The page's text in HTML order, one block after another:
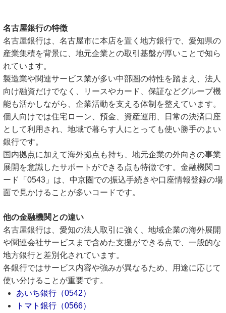
名古屋銀行の特徴
名古屋銀行は、名古屋市に本店を置く地方銀行で、愛知県の
産業集積を背景に、地元企業との取引基盤が厚いことで知ら
れています。
製造業や関連サービス業が多い中部圏の特性を踏まえ、法人
向け融資だけでなく、リースやカード、保証などグループ機
能も活かしながら、企業活動を支える体制を整えています。
個人向けでは住宅ローン、預金、資産運用、日常の決済口座
として利用され、地域で暮らす人にとっても使い勝手のよい
銀行です。
国内拠点に加えて海外拠点も持ち、地元企業の外向きの事業
展開を意識したサポートができる点も特徴です。金融機関コ
ード「0543」は、中京圏での振込手続きや口座情報登録の場
面で見かけることが多いコードです。
他の金融機関との違い
名古屋銀行は、愛知の法人取引に強く、地域企業の海外展開
や関連会社サービスまで含めた支援ができる点で、一般的な
地方銀行と差別化されています。
各銀行ではサービス内容や強みが異なるため、用途に応じて
使い分けることが重要です。
あいち銀行（0542）
トマト銀行（0566）